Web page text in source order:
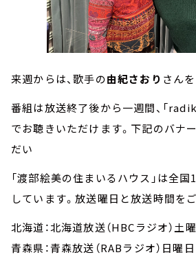
来週からは、歌手の由紀さおり さん
番組は放送終了後から一週間、「
でお聴きいただけます。下記のバナ
だい
「渡部絵美の住まいるハウス」は全
しています。放送曜日と放送時間を
北海道：北海道放送（HBCラジオ）
青森県：青森放送（RABラジオ）日